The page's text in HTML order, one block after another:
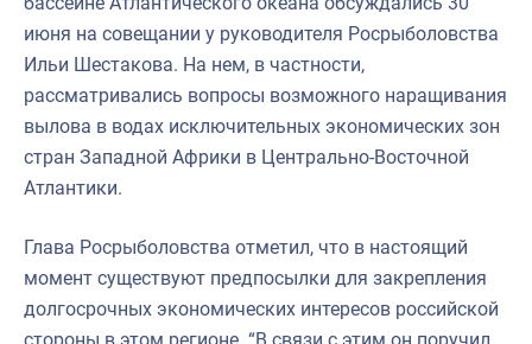
июня на совещании у руководителя Росрыболовства
Ильи Шестакова. На нем, в частности,
рассматривались вопросы возможного наращивания
вылова в водах исключительных экономических зон
стран Западной Африки в Центрально-Восточной
Атлантики.
Глава Росрыболовства отметил, что в настоящий
момент существуют предпосылки для закрепления
долгосрочных экономических интересов российской